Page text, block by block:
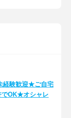
経験歓迎★ご自宅
OK★オシャレ